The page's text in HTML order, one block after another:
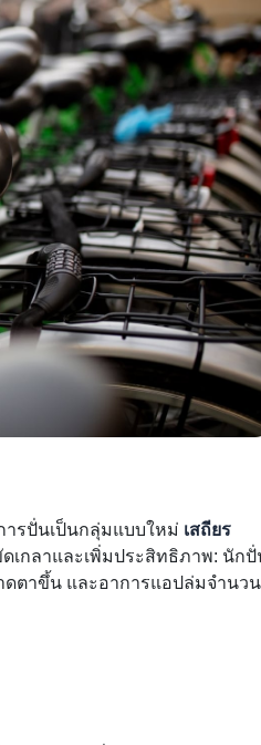
ารปั่นเป็นกลุ่มแบบใหม่ เสถียร
เกลาและเพิ่มประสิทธิภาพ: นักปั่
ดตาขึ้น และอาการแอปล่มจำนวน